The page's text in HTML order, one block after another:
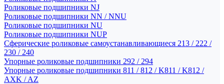
Роликовые подшипники NJ
Роликовые подшипники NN / NNU
Роликовые подшипники NU
Роликовые подшипники NUP
Сферические роликовые самоустанавливающиеся 213 / 222 /
230 / 240
Упорные роликовые подшипники 292 / 294
Упорные роликовые подшипники 811 / 812 / K811 / K812 /
AXK / AZ